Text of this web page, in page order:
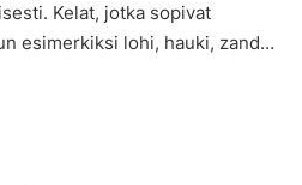
Kelat, jotka sopivat
esimerkiksi lohi, hauki, zander